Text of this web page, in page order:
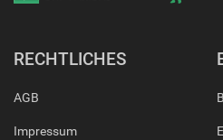
RECHTLICHES
AGB
Impressum